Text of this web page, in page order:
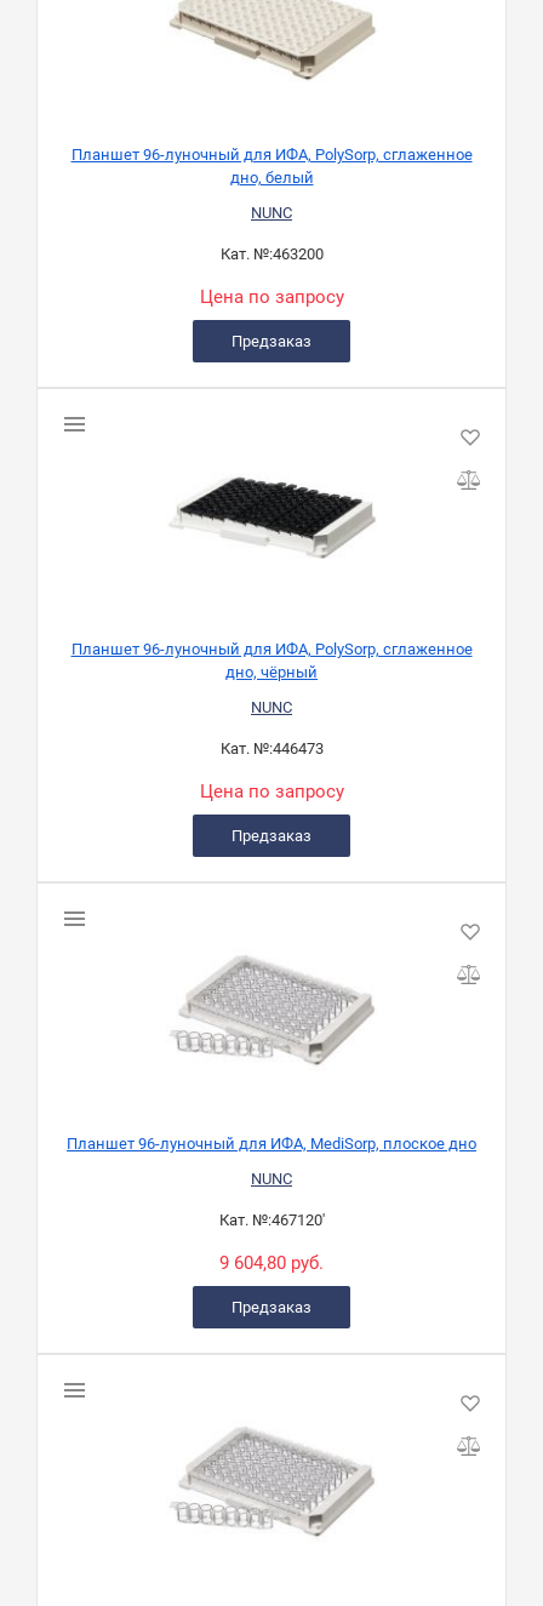
Планшет 96-луночный для ИФА, PolySorp, сглаженное
дно, белый
NUNC
Кат. №:463200
Цена по запросу
Предзаказ
Планшет 96-луночный для ИФА, PolySorp, сглаженное
дно, чёрный
NUNC
Кат. №:446473
Цена по запросу
Предзаказ
Планшет 96-луночный для ИФА, MediSorp, плоское дно
NUNC
Кат. №:467120'
9 604,80 руб.
Предзаказ